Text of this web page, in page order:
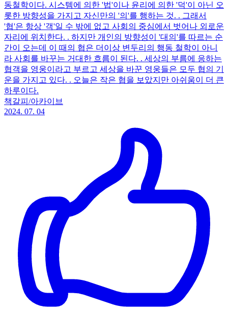
동철학이다. 시스템에 의한 '법'이나 윤리에 의한 '덕'이 아닌 오
롯한 방향성을 가지고 자신만의 '의'를 행하는 것. . 그래서
'협'은 항상 '객'일 수 밖에 없고 사회의 중심에서 벗어나 외로운
자리에 위치한다. . 하지만 개인의 방향성이 '대의'를 따르는 순
간이 오는데 이 때의 협은 더이상 변두리의 행동 철학이 아니
라 사회를 바꾸는 거대한 흐름이 된다. . 세상의 부름에 응하는
협객을 영웅이라고 부르고 세상을 바꾼 영웅들은 모두 협의 기
운을 가지고 있다. . 오늘은 작은 협을 보았지만 아쉬움이 더 큰
하루이다.
책갈피/아카이브
2024. 07. 04